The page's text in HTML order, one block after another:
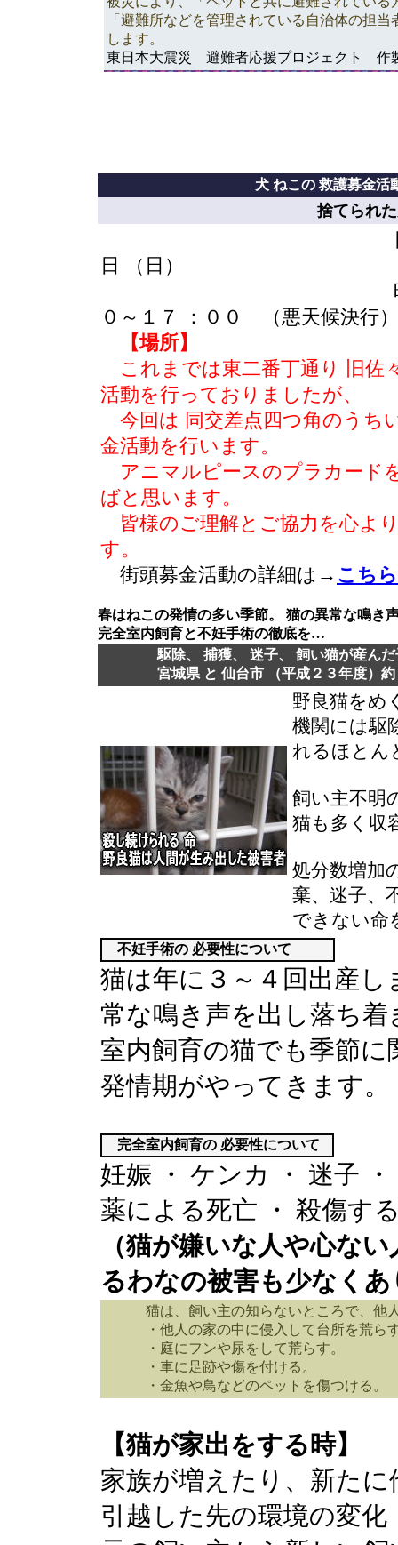
「避難所などを管理されている自治体の担
します。
東日本大震災 避難者応援プロジェクト 作
犬 ねこの 救護募金
捨てられ
日 （日）
時間 ： １
０～１７ ：００ （悪天候決行）
【場所】
これまでは東二番丁通り 旧佐
活動を行っておりましたが、
今回は 同交差点四つ角のうち
金活動を行います。
アニマルピースのプラカード
ばと思います。
皆様のご理解とご協力を心よ
す。
街頭募金活動の詳細は→ こちら
春はねこの発情の多い季節。 猫の異常な鳴
完全室内飼育と不妊手術の徹底を…
駆除、 捕獲、 迷子、 飼い猫が産んだ子
宮城県 と 仙台市 （平成２３年度）約
野良猫をめ
機関には駆
れるほとん
飼い主不明
猫も多く収
処分数増加
棄、迷子、
できない命
不妊手術の 必要性について
猫は年に３～４回出産
常な鳴き声を出し落ち
室内飼育の猫でも季節
発情期がやってきます。
完全室内飼育の 必要性について
妊娠 ・ ケンカ ・ 迷子
薬による死亡 ・ 殺傷す
（猫が嫌いな人や心な
るわなの被害も少なく
猫は、飼い主の知らないところで、他人
・他人の家の中に侵入して台所を荒ら
・庭にフンや尿をして荒らす。
・車に足跡や傷を付ける。
・金魚や鳥などのペットを傷つける。
【猫が家出をする時】
家族が増えたり、新た
引越した先の環境の変化